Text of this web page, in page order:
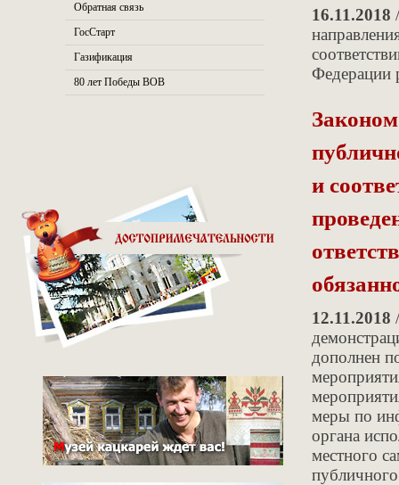
Обратная связь
ГосСтарт
Газификация
80 лет Победы ВОВ
16.11.2018
Федерации
и
12.11.2018
дополнен
меры по
органа
местного